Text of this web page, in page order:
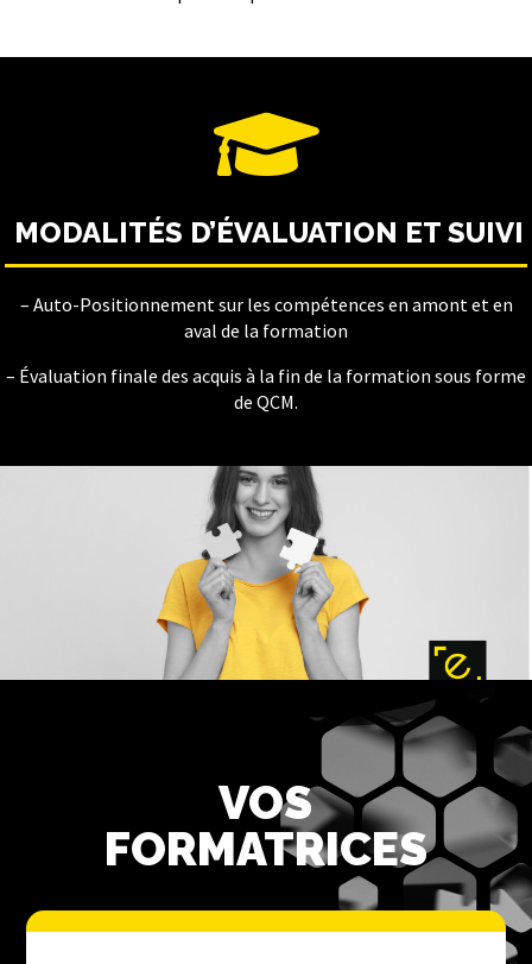

MODALITÉS D’ÉVALUATION ET SUIVI
– Auto-Positionnement sur les compétences en amont et en
aval de la formation
– Évaluation finale des acquis à la fin de la formation sous forme
de QCM.
VOS
FORMATRICES